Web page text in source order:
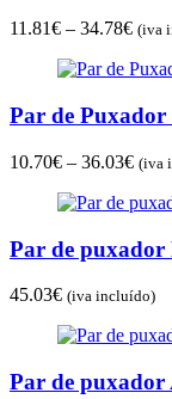
11.81€ – 34.78€Price
(iva
Par de Puxador
10.70€ – 36.03€Price
(iva
Par de
45.03€ (iva incluído)
Par de puxador